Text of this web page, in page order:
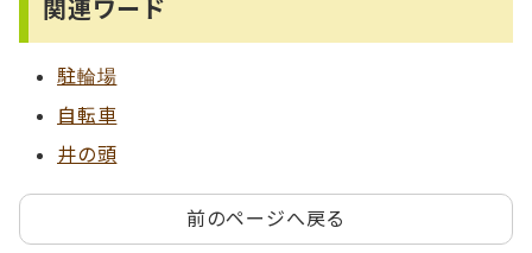
関連ワード
駐輪場
自転車
井の頭
前のページへ戻る